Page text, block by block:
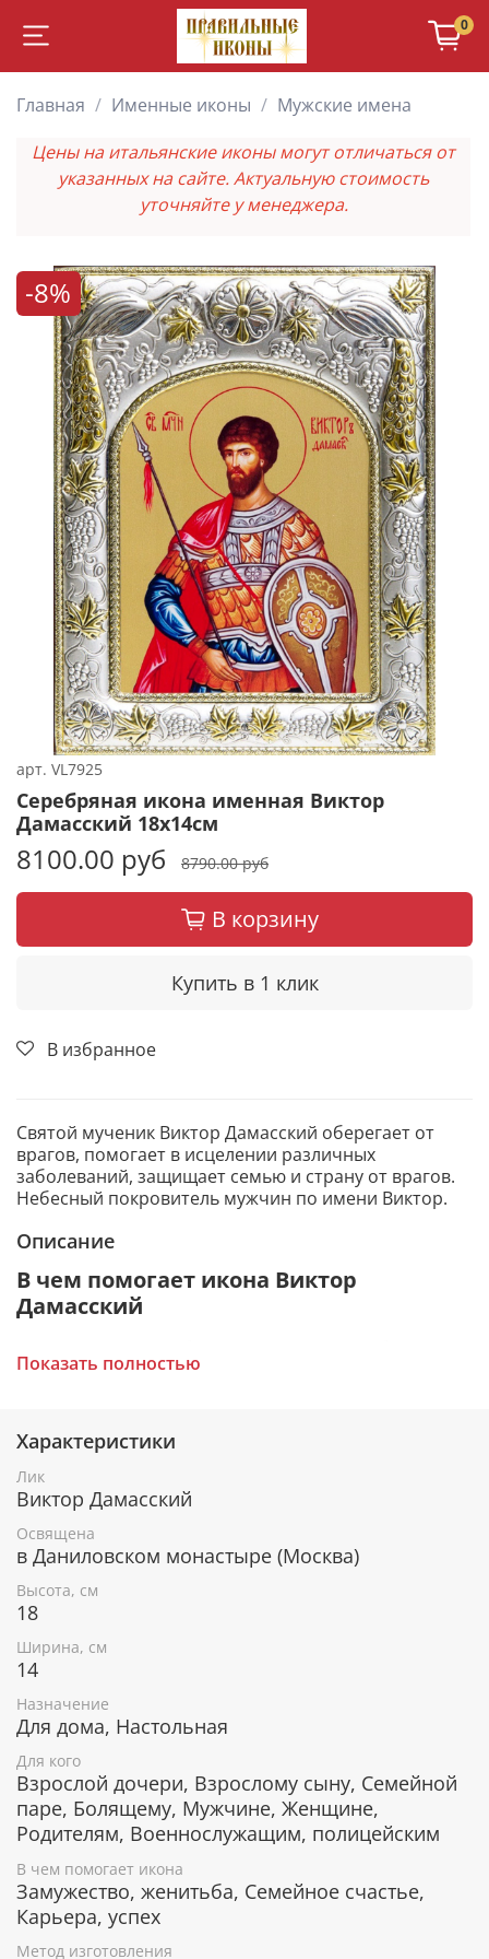
0
Главная Именные иконы
Мужские имена
Цены на итальянские иконы могут отличаться от
указанных на сайте. Актуальную стоимость
уточняйте у менеджера.
-8%
арт. VL7925
Серебряная икона именная Виктор
Дамасский 18x14см
8100.00 руб 8790.00 руб
В корзину
Купить в 1 клик
В избранное
Святой мученик Виктор Дамасский оберегает от
врагов, помогает в исцелении различных
заболеваний, защищает семью и страну от врагов.
Небесный покровитель мужчин по имени Виктор.
Описание
В чем помогает икона Виктор
Дамасский
рук и ног, кожных заболеваний и заболеваний
Защита семьи от бед и невзгод.
Помощь в поиске достойного спутника жизни.
Помощь в карьере, продвижении по службе.
Икона уже освящена
Лик изготовлен методом шелкографии в России, в
Даниловском монастыре. Освящен по всем канонам
Православной церкви. Икона поставляется в
коробке с изображением монастыря, к каждой
иконе прилагается сертификат.
Серебряное покрытие, ценные породы
дерева
Рамка изготовлена в Италии, покрыта слоем
чистого серебра 999 пробы. С помощью
современных технологий изделию придается
особая рельефность и выразительность. Икона
изготовлена из металлической пластины Miro Silver,
Показать полностью
Характеристики
Лик
Виктор Дамасский
Освящена
в Даниловском монастыре (Москва)
Высота, см
18
Ширина, см
14
Назначение
Для дома, Настольная
Для кого
Взрослой дочери, Взрослому сыну, Семейной
паре, Болящему, Мужчине, Женщине,
Родителям, Военнослужащим, полицейским
В чем помогает икона
Замужество, женитьба, Семейное счастье,
Карьера, успех
Метод изготовления